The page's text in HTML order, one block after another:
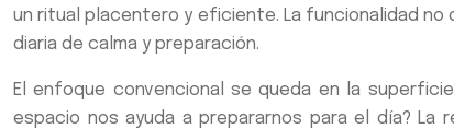
un ritual placentero y eficiente. La funcionalidad no
diaria de calma y preparación.
El enfoque convencional se queda en la
espacio nos ayuda a prepararnos para el día?